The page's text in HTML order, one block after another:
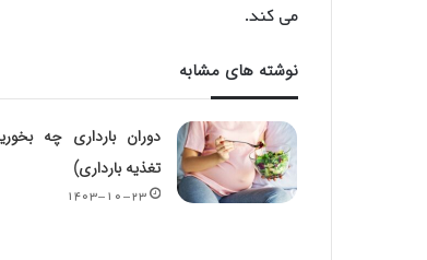
می کند.
نوشته های مشابه
دوران بارداری چه
تغذیه بارداری)
۱۴۰۳-۱۰-۲۳